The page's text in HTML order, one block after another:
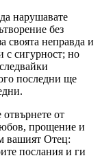
нарушавате
без
своята неправда и
с сигурност; но
последни ще
от
прощение и
вашият Отец:
послания и ги